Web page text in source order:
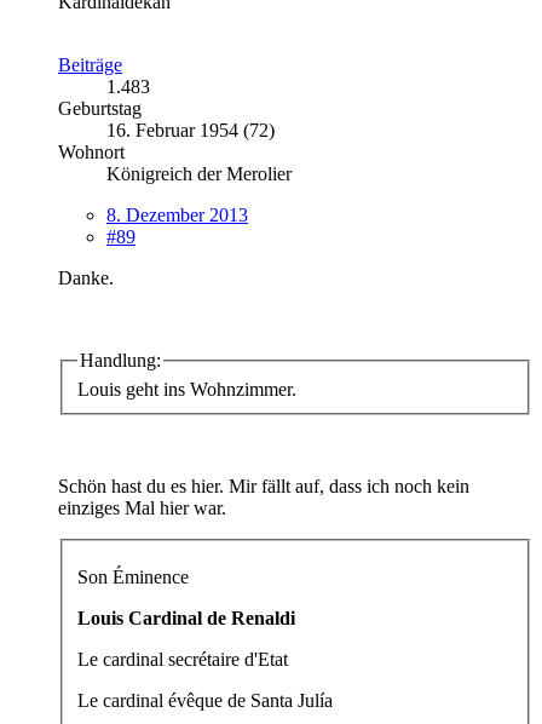
Beiträge
1.483
Geburtstag
16. Februar 1954 (72)
Wohnort
Königreich der Merolier
8. Dezember 2013
#89
Danke.
Handlung:
Louis geht ins Wohnzimmer.
Schön hast du es hier. Mir fällt auf, dass ich noch kein
einziges Mal hier war.
Son Éminence
Louis Cardinal de Renaldi
Le cardinal secrétaire d'Etat
Le cardinal évêque de Santa Julía